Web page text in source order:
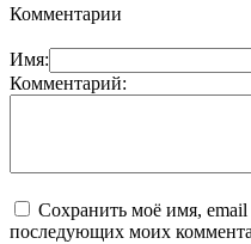
Комментарии
Имя:
Комментарий:
Сохранить моё имя, email
последующих моих